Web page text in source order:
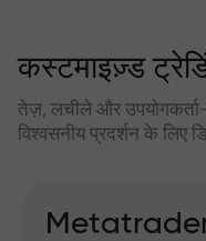
कस्टमाइज़्ड
तेज़, लचीले और
विश्वसनीय प्रदर्शन के लिए